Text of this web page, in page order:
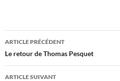
Navigation
des
articles
ARTICLE PRÉCÉDENT
Le retour de Thomas Pesquet
ARTICLE SUIVANT